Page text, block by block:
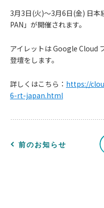
3月3日(火)〜3月6日(金) 日
PAN」が開催されます。
アイレットは Google Cloud
登壇をします。
詳しくはこちら： https://
6-rt-japan.html
前のお知らせ